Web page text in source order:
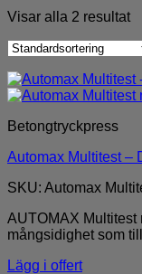
Visar alla 2 resultat
Betongtryckpress
Automax Multitest –
SKU: Automax
AUTOMAX Multitest
mångsidighet som
Lägg i offert